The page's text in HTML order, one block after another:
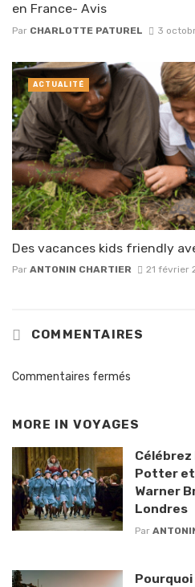
en France- Avis
Par CHARLOTTE PATUREL 3
Des vacances kids friendly
Par ANTONIN CHARTIER 21 février
ACTUALITÉ
COMMENTAIRES
Commentaires fermés
MORE IN VOYAGES
Célébrez
Potter et
Warner
Londres
Par